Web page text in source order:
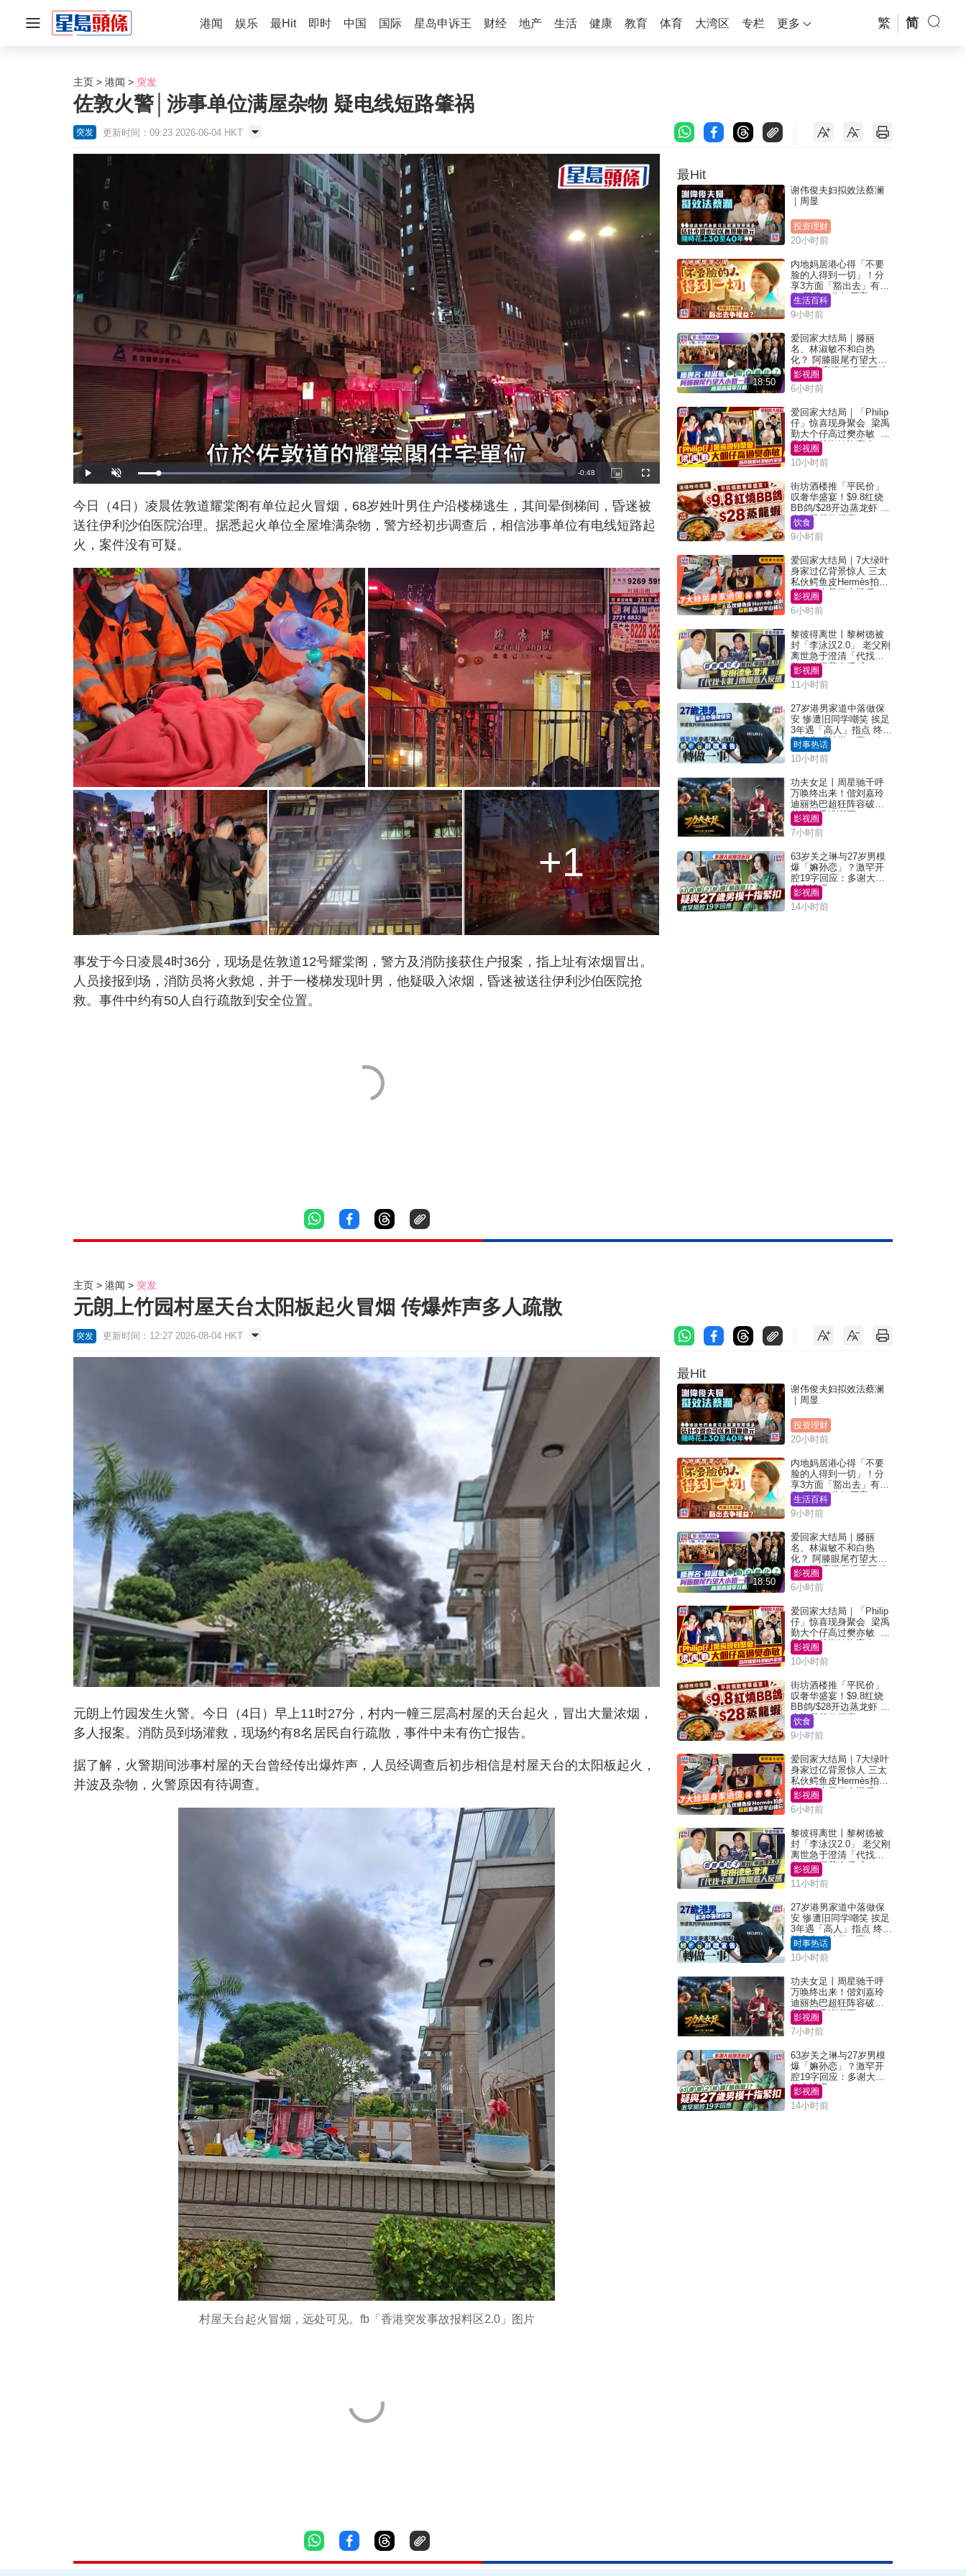
港闻 娱乐 最Hit 即时 中国 国际 星岛申诉王 财经 地产 生活 健康 教育 体育 大湾区 专栏 更多 繁 简
主页 港闻 突发
佐敦火警│涉事单位满屋杂物 疑电线短路肇祸
突发 更新时间：09:23 2026-06-04 HKT
P
l
U
n
t
e
L
o
e
d
:
6
1
R
n
i
g
i
m
-0:48
P
i
u
r
e
-
i
c
t
u
e
F
u
s
c
r
e
e
今日（4日）凌晨佐敦道耀棠阁有单位起火冒烟，68岁姓叶男住户沿楼梯逃生，其间晕倒梯间，昏迷被
送往伊利沙伯医院治理。据悉起火单位全屋堆满杂物，警方经初步调查后，相信涉事单位有电线短路起
火，案件没有可疑。
+1
事发于今日凌晨4时36分，现场是佐敦道12号耀棠阁，警方及消防接获住户报案，指上址有浓烟冒出。
人员接报到场，消防员将火救熄，并于一楼梯发现叶男，他疑吸入浓烟，昏迷被送往伊利沙伯医院抢
救。事件中约有50人自行疏散到安全位置。
最Hit
谢伟俊夫妇拟效法蔡澜
｜周显
投资理财
20小时前
内地妈居港心得「不要
脸的人得到一切」！分
享3方面「豁出去」有著
数 网民：你好厉害
生活百科
9小时前
18:50
爱回家大结局｜滕丽
名、林淑敏不和白热
化？ 阿滕眼尾冇望大小
姐一眼 商场直播零互动
影视圈
6小时前
爱回家大结局｜「Philip
仔」惊喜现身聚会 梁禹
勤大个仔高过樊亦敏 超
乖黐实林淑敏许家杰
影视圈
10小时前
街坊酒楼推「平民价」
叹奢华盛宴！$9.8红烧
BB鸽/$28开边蒸龙虾 3
大晚餐超值优惠
饮食
9小时前
爱回家大结局｜7大绿叶
身家过亿背景惊人 三太
私伙鳄鱼皮Hermès拍剧
苏姐原来是半山楼后
影视圈
6小时前
黎彼得离世丨黎树德被
封「李泳汉2.0」 老父刚
离世急于澄清「代找卡
数」传闻惹人反感
影视圈
11小时前
27岁港男家道中落做保
安 惨遭旧同学嘲笑 挨足
3年遇「高人」指点 终辞
职宣告「转做一事」｜
Juicy叮
时事热话
10小时前
功夫女足丨周星驰千呼
万唤终出来！偕刘嘉玲
迪丽热巴超狂阵容破天
荒现身香港谢票
影视圈
7小时前
63岁关之琳与27岁男模
爆「嫲孙恋」？激罕开
腔19字回应：多谢大家
挂念近况
影视圈
14小时前
主页 港闻 突发
元朗上竹园村屋天台太阳板起火冒烟 传爆炸声多人疏散
突发 更新时间：12:27 2026-08-04 HKT
元朗上竹园发生火警。今日（4日）早上11时27分，村内一幢三层高村屋的天台起火，冒出大量浓烟，
多人报案。消防员到场灌救，现场约有8名居民自行疏散，事件中未有伤亡报告。
据了解，火警期间涉事村屋的天台曾经传出爆炸声，人员经调查后初步相信是村屋天台的太阳板起火，
并波及杂物，火警原因有待调查。
村屋天台起火冒烟，远处可见。fb「香港突发事故报料区2.0」图片
最Hit
谢伟俊夫妇拟效法蔡澜
｜周显
投资理财
20小时前
内地妈居港心得「不要
脸的人得到一切」！分
享3方面「豁出去」有著
数 网民：你好厉害
生活百科
9小时前
18:50
爱回家大结局｜滕丽
名、林淑敏不和白热
化？ 阿滕眼尾冇望大小
姐一眼 商场直播零互动
影视圈
6小时前
爱回家大结局｜「Philip
仔」惊喜现身聚会 梁禹
勤大个仔高过樊亦敏 超
乖黐实林淑敏许家杰
影视圈
10小时前
街坊酒楼推「平民价」
叹奢华盛宴！$9.8红烧
BB鸽/$28开边蒸龙虾 3
大晚餐超值优惠
饮食
9小时前
爱回家大结局｜7大绿叶
身家过亿背景惊人 三太
私伙鳄鱼皮Hermès拍剧
苏姐原来是半山楼后
影视圈
6小时前
黎彼得离世丨黎树德被
封「李泳汉2.0」 老父刚
离世急于澄清「代找卡
数」传闻惹人反感
影视圈
11小时前
27岁港男家道中落做保
安 惨遭旧同学嘲笑 挨足
3年遇「高人」指点 终辞
职宣告「转做一事」｜
Juicy叮
时事热话
10小时前
功夫女足丨周星驰千呼
万唤终出来！偕刘嘉玲
迪丽热巴超狂阵容破天
荒现身香港谢票
影视圈
7小时前
63岁关之琳与27岁男模
爆「嫲孙恋」？激罕开
腔19字回应：多谢大家
挂念近况
影视圈
14小时前